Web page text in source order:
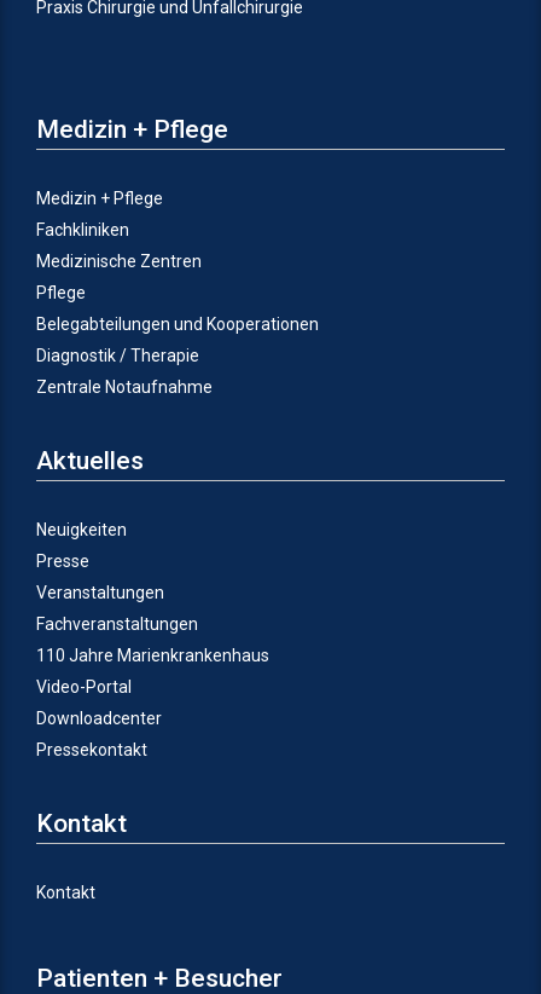
Praxis Chirurgie und Unfallchirurgie
Medizin + Pflege
Medizin + Pflege
Fachkliniken
Medizinische Zentren
Pflege
Belegabteilungen und Kooperationen
Diagnostik / Therapie
Zentrale Notaufnahme
Aktuelles
Neuigkeiten
Presse
Veranstaltungen
Fachveranstaltungen
110 Jahre Marienkrankenhaus
Video-Portal
Downloadcenter
Pressekontakt
Kontakt
Kontakt
Patienten + Besucher